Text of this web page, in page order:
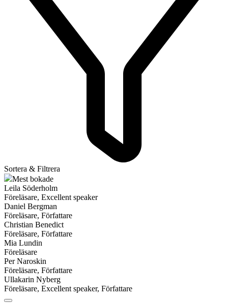
Sortera & Filtrera
Mest bokade
Leila Söderholm
Föreläsare, Excellent speaker
Daniel Bergman
Föreläsare, Författare
Christian Benedict
Föreläsare, Författare
Mia Lundin
Föreläsare
Per Naroskin
Föreläsare, Författare
Ullakarin Nyberg
Föreläsare, Excellent speaker, Författare